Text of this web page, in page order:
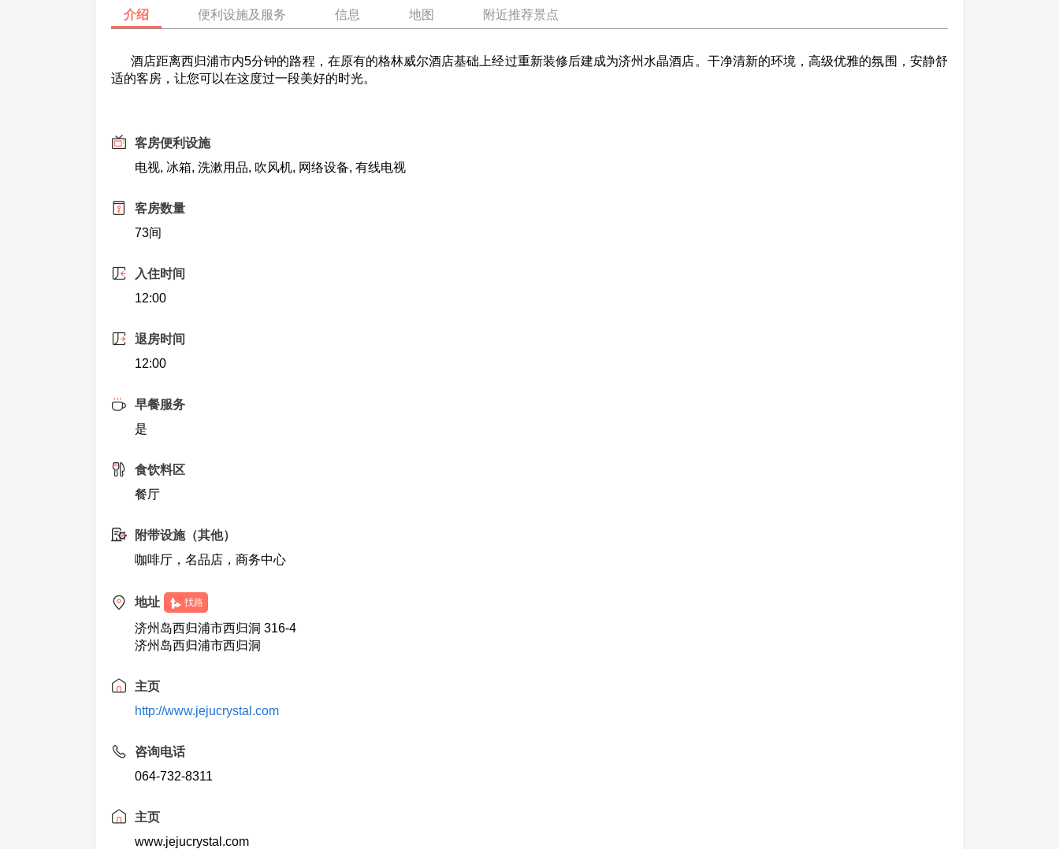
介绍 便利设施及服务 信息 地图 附近推荐景点
酒店距离西归浦市内5分钟的路程，在原有的格林威尔酒店基础上经过重新装修后建成为济州水晶酒店。干净清新的环境，高级优雅的氛围，安静舒
适的客房，让您可以在这度过一段美好的时光。
客房便利设施
电视, 冰箱, 洗漱用品, 吹风机, 网络设备, 有线电视
客房数量
73间
入住时间
12:00
退房时间
12:00
早餐服务
是
食饮料区
餐厅
附带设施（其他）
咖啡厅，名品店，商务中心
地址 找路
济州岛西归浦市西归洞 316-4
济州岛西归浦市西归洞
主页
http://www.jejucrystal.com
咨询电话
064-732-8311
主页
www.jejucrystal.com